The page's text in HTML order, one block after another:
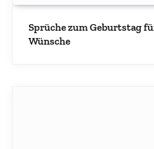
Sprüche zum Geburtstag
Wünsche